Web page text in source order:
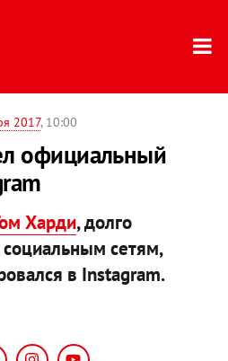
2017, 10:00
официальный
Харди, долго
сетям,
в Instagram.